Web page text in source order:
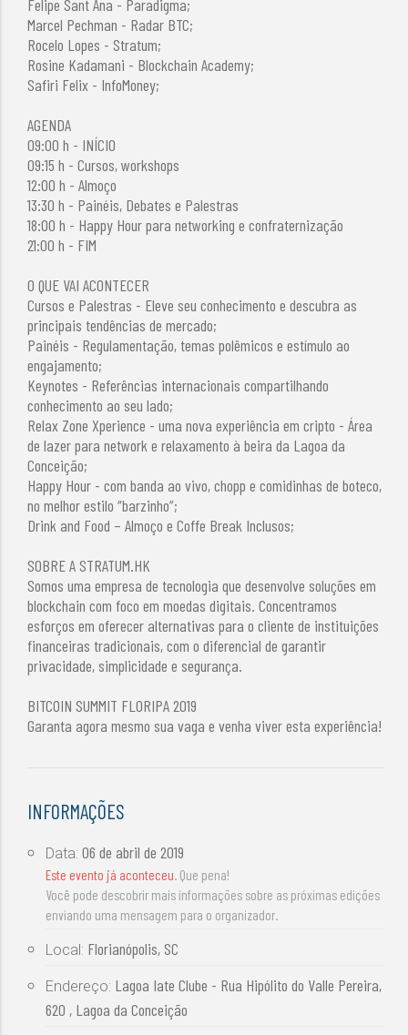
Felipe Sant Ana - Paradigma;
Marcel Pechman - Radar BTC;
Rocelo Lopes - Stratum;
Rosine Kadamani - Blockchain Academy;
Safiri Felix - InfoMoney;
AGENDA
09:00 h - INÍCIO
09:15 h - Cursos, workshops
12:00 h - Almoço
13:30 h - Painéis, Debates e Palestras
18:00 h - Happy Hour para networking e confraternização
21:00 h - FIM
O QUE VAI ACONTECER
Cursos e Palestras - Eleve seu conhecimento e descubra as
principais tendências de mercado;
Painéis - Regulamentação, temas polêmicos e estímulo ao
engajamento;
Keynotes - Referências internacionais compartilhando
conhecimento ao seu lado;
Relax Zone Xperience - uma nova experiência em cripto - Área
de lazer para network e relaxamento à beira da Lagoa da
Conceição;
Happy Hour - com banda ao vivo, chopp e comidinhas de boteco,
no melhor estilo “barzinho”;
Drink and Food – Almoço e Coffe Break Inclusos;
SOBRE A STRATUM.HK
Somos uma empresa de tecnologia que desenvolve soluções em
blockchain com foco em moedas digitais. Concentramos
esforços em oferecer alternativas para o cliente de instituições
financeiras tradicionais, com o diferencial de garantir
privacidade, simplicidade e segurança.
BITCOIN SUMMIT FLORIPA 2019
Garanta agora mesmo sua vaga e venha viver esta experiência!
INFORMAÇÕES
Data:06 de abril de 2019
Este evento já aconteceu. Que pena!
Você pode descobrir mais informações sobre as próximas edições
enviando uma mensagem para o organizador.
Local: Florianópolis, SC
Endereço: Lagoa Iate Clube - Rua Hipólito do Valle Pereira,
620 , Lagoa da Conceição